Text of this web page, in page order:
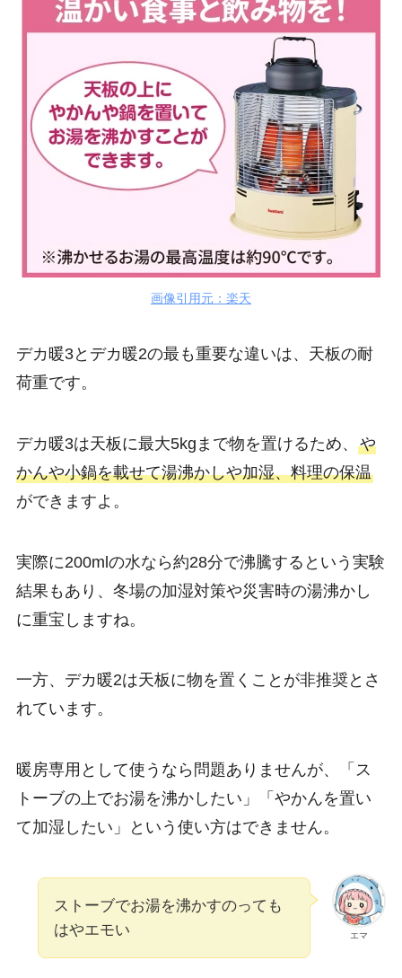
画像引用元：楽天
デカ暖3とデカ暖2の最も重要な違いは、天板の耐
荷重です。
デカ暖3は天板に最大5kgまで物を置けるため、 や
かんや小鍋を載せて湯沸かしや加湿、料理の保温
ができますよ。
実際に200mlの水なら約28分で沸騰するという実験
結果もあり、冬場の加湿対策や災害時の湯沸かし
に重宝しますね。
一方、デカ暖2は天板に物を置くことが非推奨とさ
れています。
暖房専用として使うなら問題ありませんが、「ス
トーブの上でお湯を沸かしたい」「やかんを置い
て加湿したい」という使い方はできません。
エマ
ストーブでお湯を沸かすのっても
はやエモい